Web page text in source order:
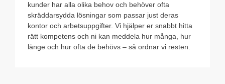
kunder har alla olika behov och behöver ofta
skräddarsydda lösningar som passar just deras
kontor och arbetsuppgifter. Vi hjälper er snabbt hitta
rätt kompetens och ni kan meddela hur många, hur
länge och hur ofta de behövs – så ordnar vi resten.